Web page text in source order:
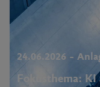
24.06.2026 –
Fokusthema: